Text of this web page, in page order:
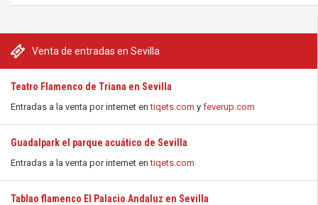
Venta de entradas en Sevilla
Teatro Flamenco de Triana en Sevilla
Entradas a la venta por internet entiqets.com y feverup.com
Guadalpark el parque acuático de Sevilla
Entradas a la venta por internet entiqets.com
Tablao flamenco El Palacio Andaluz en Sevilla